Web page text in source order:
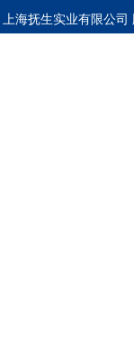
海抚生实业有限公司